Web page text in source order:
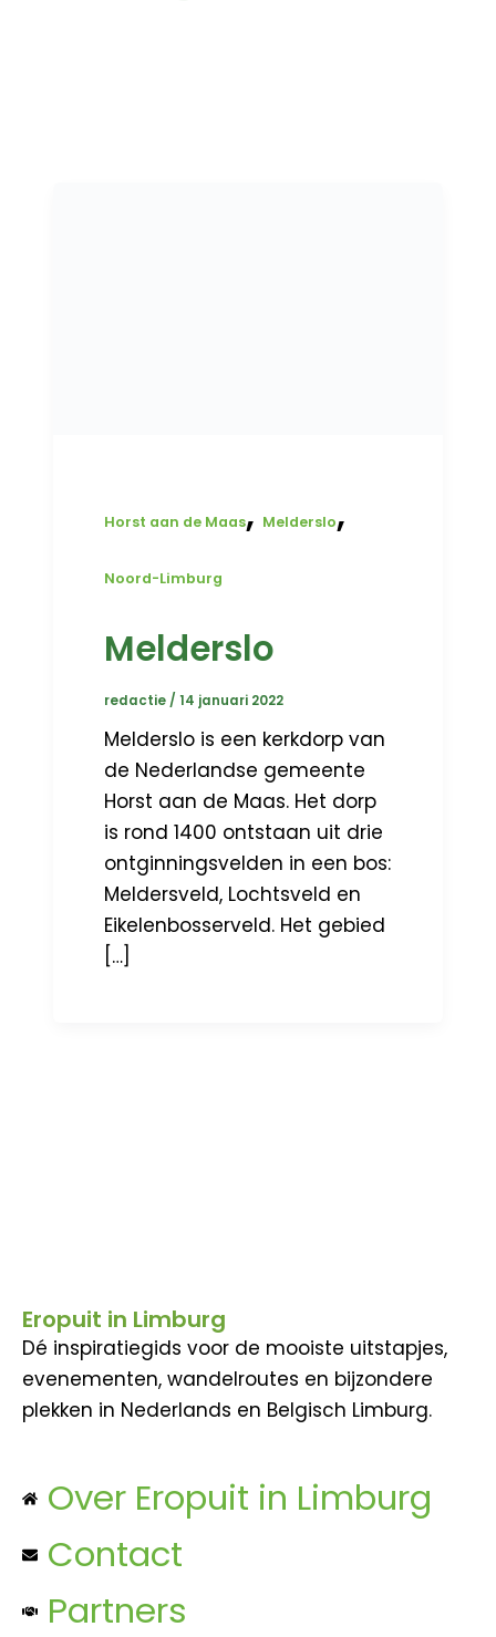
Horst aan de Maas, Melderslo,
Noord-Limburg
Melderslo
redactie /14 januari 2022
Melderslo is een kerkdorp van
de Nederlandse gemeente
Horst aan de Maas. Het dorp
is rond 1400 ontstaan uit drie
ontginningsvelden in een bos:
Meldersveld, Lochtsveld en
Eikelenbosserveld. Het gebied
[…]
Eropuit in Limburg
Dé inspiratiegids voor de mooiste uitstapjes,
evenementen, wandelroutes en bijzondere
plekken in Nederlands en Belgisch Limburg.
Over Eropuit in Limburg
Contact
Partners